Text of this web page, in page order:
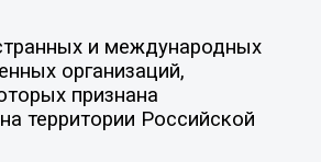
и международных
организаций,
признана
территории Российской